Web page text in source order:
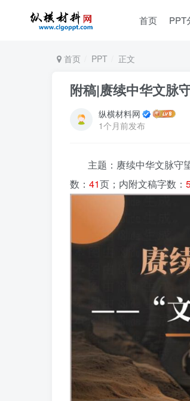
首页 PPT
首页 PPT 正文
附稿|赓续中华文脉
纵横材料网
1个月前发布
主题：赓续中华文脉守
数： 41页；内附文稿字数：